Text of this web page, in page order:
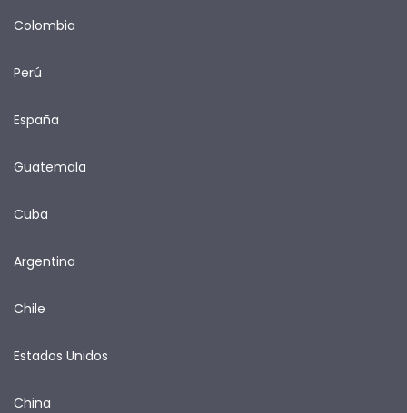
Colombia
Perú
España
Guatemala
Cuba
Argentina
Chile
Estados Unidos
China